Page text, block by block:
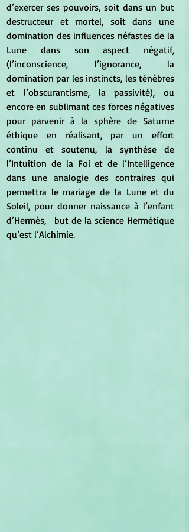
d’exercer ses pouvoirs, soit dans un but
destructeur et mortel, soit dans une
domination des influences néfastes de la
Lune dans son aspect négatif,
(l’inconscience, l’ignorance, la
domination par les instincts, les ténèbres
et l’obscurantisme, la passivité), ou
encore en sublimant ces forces négatives
pour parvenir à la sphère de Saturne
éthique en réalisant, par un effort
continu et soutenu, la synthèse de
l’Intuition de la Foi et de l’Intelligence
dans une analogie des contraires qui
permettra le mariage de la Lune et du
Soleil, pour donner naissance à l’enfant
d’Hermès,	but de la science Hermétique
qu’est l’Alchimie.